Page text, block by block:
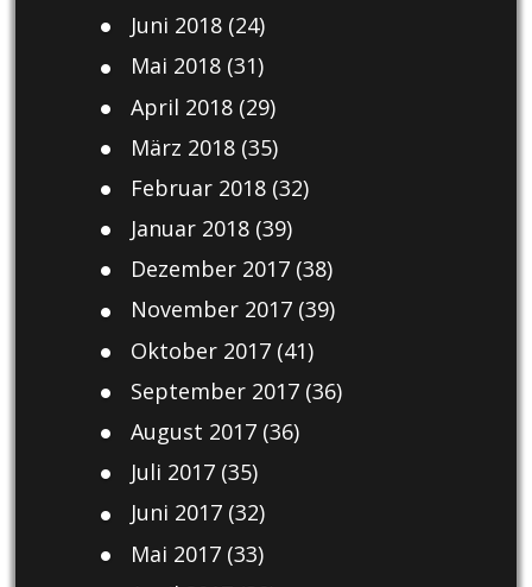
Juni 2018(24)
Mai 2018(31)
April 2018(29)
März 2018(35)
Februar 2018(32)
Januar 2018(39)
Dezember 2017(38)
November 2017(39)
Oktober 2017(41)
September 2017(36)
August 2017(36)
Juli 2017(35)
Juni 2017(32)
Mai 2017(33)